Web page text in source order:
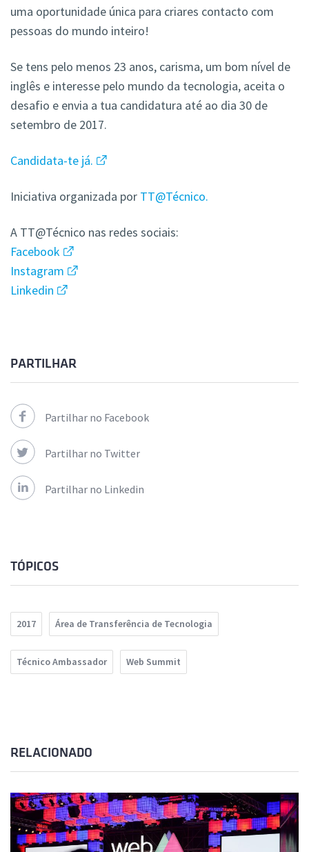
uma oportunidade única para criares contacto com
pessoas do mundo inteiro!
Se tens pelo menos 23 anos, carisma, um bom nível de
inglês e interesse pelo mundo da tecnologia, aceita o
desafio e envia a tua candidatura até ao dia 30 de
setembro de 2017.
Candidata-te já.
Iniciativa organizada por TT@Técnico.
A TT@Técnico nas redes sociais:
Facebook
Instagram
Linkedin
PARTILHAR
Partilhar no Facebook
Partilhar no Twitter
Partilhar no Linkedin
TÓPICOS
2017 Área de Transferência de Tecnologia
Técnico Ambassador Web Summit
RELACIONADO